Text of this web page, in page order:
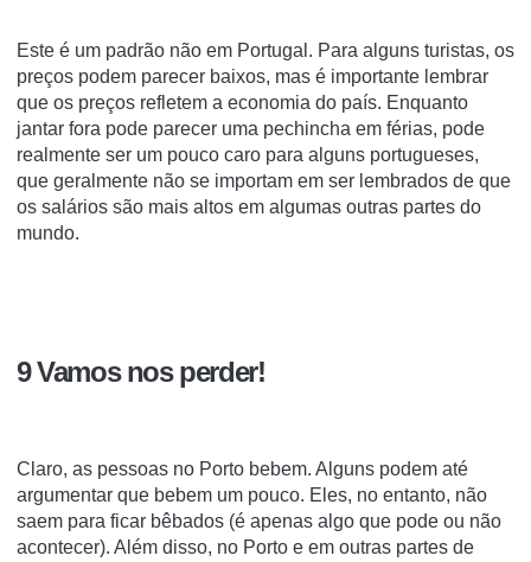
Este é um padrão não em Portugal. Para alguns turistas, os
preços podem parecer baixos, mas é importante lembrar
que os preços refletem a economia do país. Enquanto
jantar fora pode parecer uma pechincha em férias, pode
realmente ser um pouco caro para alguns portugueses,
que geralmente não se importam em ser lembrados de que
os salários são mais altos em algumas outras partes do
mundo.
9 Vamos nos perder!
Claro, as pessoas no Porto bebem. Alguns podem até
argumentar que bebem um pouco. Eles, no entanto, não
saem para ficar bêbados (é apenas algo que pode ou não
acontecer). Além disso, no Porto e em outras partes de